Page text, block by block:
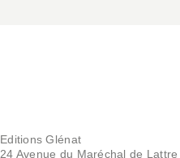
Editions Glénat
24 Avenue du Maréchal de Lattre